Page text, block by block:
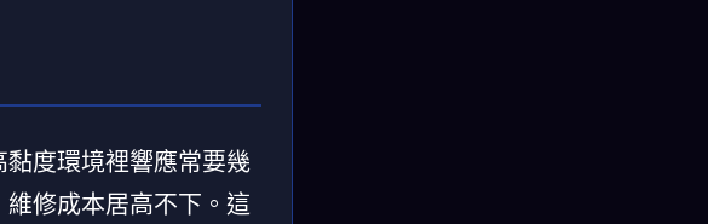
度環境裡響應常要幾
修成本居高不下。這